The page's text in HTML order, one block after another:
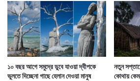
হাওয়া অফিসের তরফে জানানো হয়েছে,
সময় কেউ যেন বাড়ি থেকে না বার
করেন তাঁরা যেন সে সময় মাঠে না থেকে
উ
টা
উ
নে
শ্যু
ট
আ
উ
১০ বছর আগে সমুদ্রে ডুবে যাওয়া দ্বীপকে
ভুলতে দিচ্ছেনা গাছে হেলান দেওয়া মানুষ
নতুন
কোথায়